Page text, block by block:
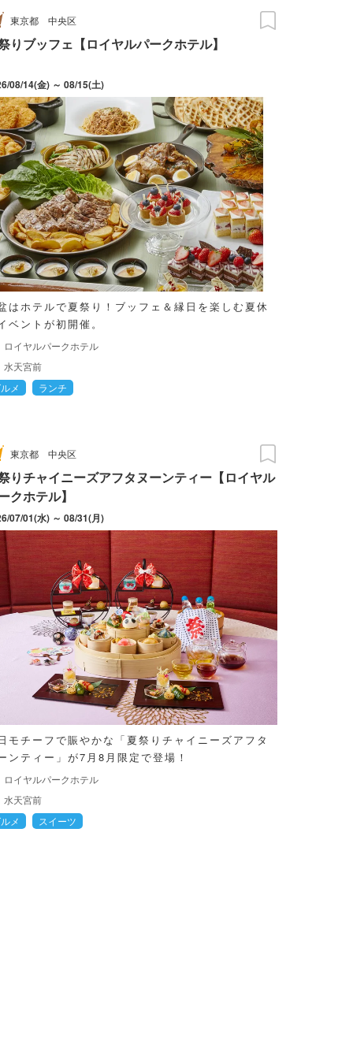
東京都 中央区
りブッフェ【ロイヤルパークホテル】
08/14(金) ～ 08/15(土)
はホテルで夏祭り！ブッフェ＆縁日を楽しむ夏休
ベントが初開催。
ロイヤルパークホテル
水天宮前
メ
ランチ
東京都 中央区
りチャイニーズアフタヌーンティー【ロイヤル
クホテル】
07/01(水) ～ 08/31(月)
モチーフで賑やかな「夏祭りチャイニーズアフタ
ンティー」が7月8月限定で登場！
ロイヤルパークホテル
水天宮前
メ
スイーツ